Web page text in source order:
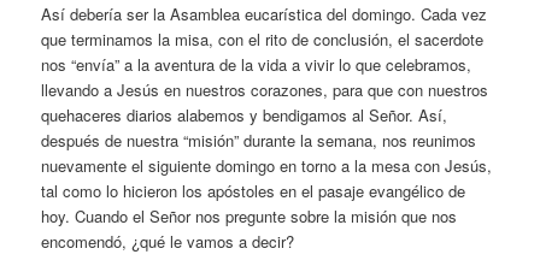
Así debería ser la Asamblea eucarística del domingo. Cada vez
que terminamos la misa, con el rito de conclusión, el sacerdote
nos “envía” a la aventura de la vida a vivir lo que celebramos,
llevando a Jesús en nuestros corazones, para que con nuestros
quehaceres diarios alabemos y bendigamos al Señor. Así,
después de nuestra “misión” durante la semana, nos reunimos
nuevamente el siguiente domingo en torno a la mesa con Jesús,
tal como lo hicieron los apóstoles en el pasaje evangélico de
hoy. Cuando el Señor nos pregunte sobre la misión que nos
encomendó, ¿qué le vamos a decir?